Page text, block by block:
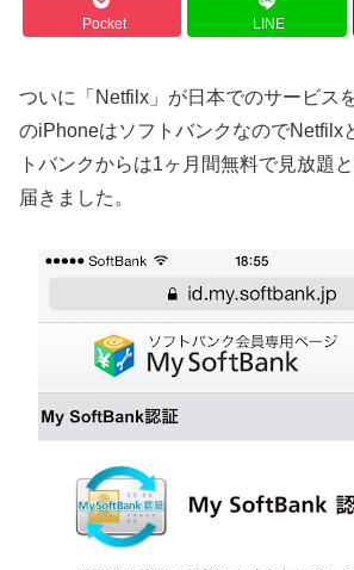
Pocket LINE
ついに「Netfilx」が日本でのサービス
のiPhoneはソフトバンクなのでNetfilx
トバンクからは1ヶ月間無料で見放題
届きました。